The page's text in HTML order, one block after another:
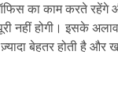
का काम करते रहेंगे
नहीं होगी। इसके
बेहतर होती है और